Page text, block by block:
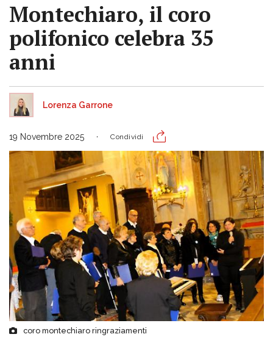
Montechiaro, il coro
polifonico celebra 35
anni
Lorenza Garrone
19 Novembre 2025 Condividi
coro montechiaro ringraziamenti